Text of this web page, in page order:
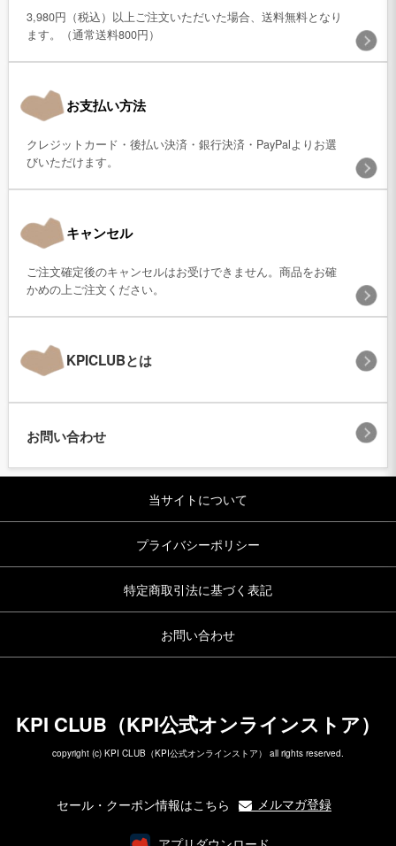
3,980円（税込）以上ご注文いただいた場合、送料無料となり
ます。（通常送料800円）
お支払い方法
クレジットカード・後払い決済・銀行決済・PayPalよりお選
びいただけます。
キャンセル
ご注文確定後のキャンセルはお受けできません。商品をお確
かめの上ご注文ください。
KPICLUBとは
お問い合わせ
当サイトについて
プライバシーポリシー
特定商取引法に基づく表記
お問い合わせ
KPI CLUB（KPI公式オンラインストア）
copyright (c) KPI CLUB（KPI公式オンラインストア） all rights reserved.
セール・クーポン情報はこちら メルマガ登録